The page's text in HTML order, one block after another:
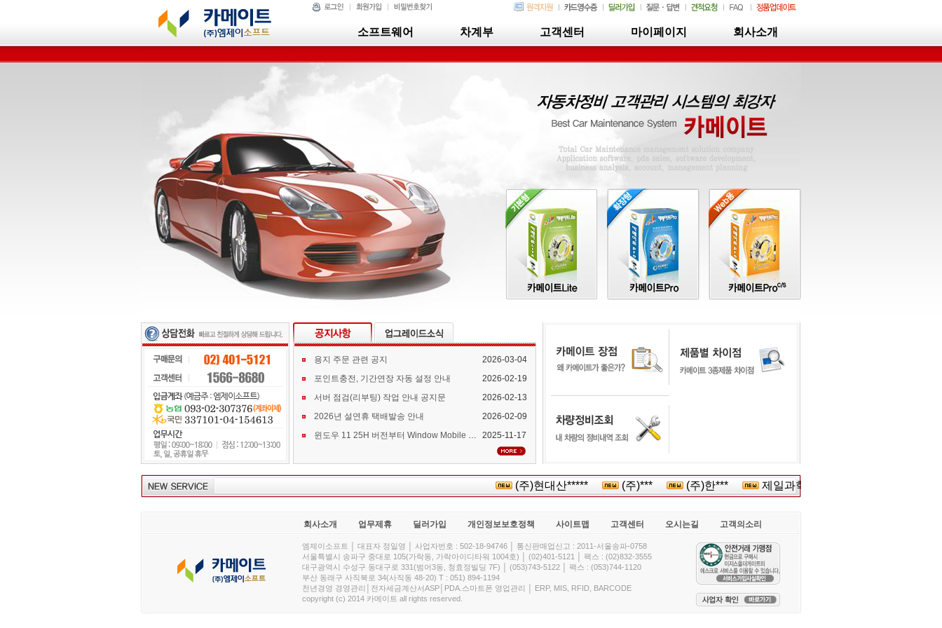
소프트웨어 차계부 고객센터 마이페이지 회사소개
용지 주문 관련 공지
2026-03-04
포인트충전, 기간연장 자동 설정 안내
2026-02-19
서버 점검(리부팅) 작업 안내 공지문
2026-02-13
2026년 설연휴 택배발송 안내
2026-02-09
윈도우 11 25H 버전부터 Window Mobile Device Center 지원 중단 안내
2025-11-17
(주)현대산***** (주)*** (주)한*** 제일과학***
회사소개 업무제휴 딜러가입 개인정보보호정책 사이트맵 고객센터 오시는길 고객의소리
엠제이소프트 │ 대표자 정일영 │ 사업자번호 : 502-18-94746 │ 통신판매업신고 : 2011-서울송파-0758
서울특별시 송파구 중대로 105(가락동, 가락아이디타워 1004호) │ (02)401-5121 │ 팩스 : (02)832-3555
대구광역시 수성구 동대구로 331(범어3동, 청효정빌딩 7F) │ (053)743-5122 │ 팩스 : (053)744-1120
부산 동래구 사직북로 34(사직동 48-20) T : 051) 894-1194
천년경영 경영관리│전자세금계산서ASP│PDA.스마트폰 영업관리 │ ERP, MIS, RFID, BARCODE
copyright (c) 2014 카메이트 all rights reserved.